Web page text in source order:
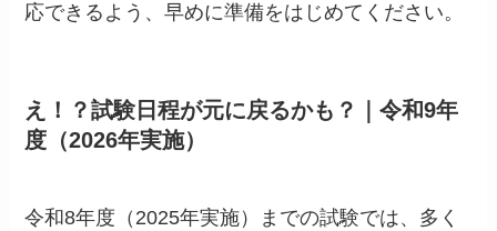
応できるよう、早めに準備をはじめてください。
え！？試験日程が元に戻るかも？｜令和9年
度（2026年実施）
令和8年度（2025年実施）までの試験では、多く